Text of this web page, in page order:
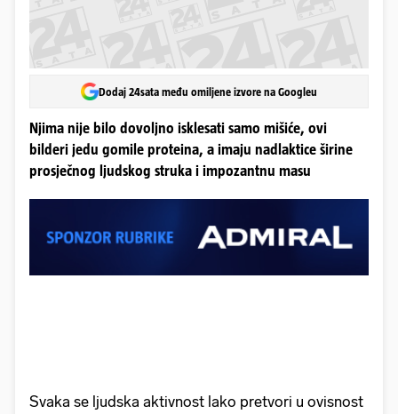
Dodaj 24sata među omiljene izvore na Googleu
Njima nije bilo dovoljno isklesati samo mišiće, ovi
bilderi jedu gomile proteina, a imaju nadlaktice širine
prosječnog ljudskog struka i impozantnu masu
Svaka se ljudska aktivnost lako pretvori u ovisnost